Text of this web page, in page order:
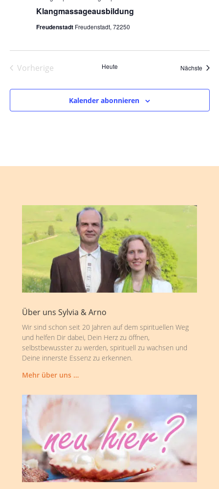
Klangmassageausbildung
Freudenstadt Freudenstadt, 72250
Vorherige
Heute Nächste
Kalender abonnieren
Über uns Sylvia & Arno
Wir sind schon seit 20 Jahren auf dem spirituellen Weg
und helfen Dir dabei, Dein Herz zu öffnen,
selbstbewusster zu werden, spirituell zu wachsen und
Deine innerste Essenz zu erkennen.
Mehr über uns …